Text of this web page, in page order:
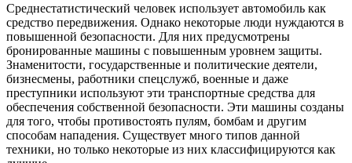
Среднестатистический человек использует автомобиль как
средство передвижения. Однако некоторые люди нуждаются в
повышенной безопасности. Для них предусмотрены
бронированные машины с повышенным уровнем защиты.
Знаменитости, государственные и политические деятели,
бизнесмены, работники спецслужб, военные и даже
преступники используют эти транспортные средства для
обеспечения собственной безопасности. Эти машины созданы
для того, чтобы противостоять пулям, бомбам и другим
способам нападения. Существует много типов данной
техники, но только некоторые из них классифицируются как